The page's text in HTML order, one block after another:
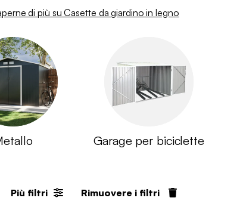
di più su Casette da giardino in legno
Garage per biciclette
Più filtri Rimuovere i filtri